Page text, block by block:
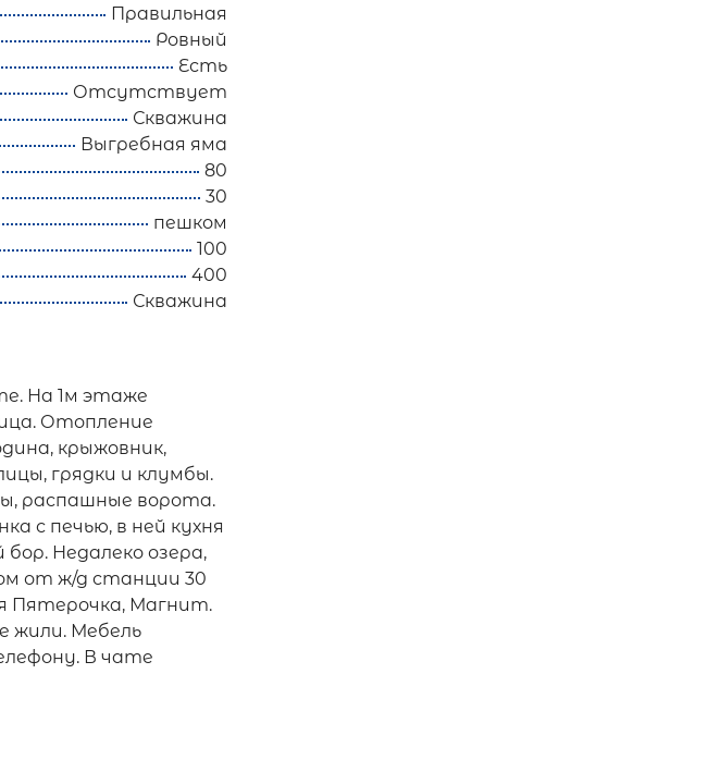
Правильная
Ровный
Есть
Отсутствует
Скважина
Выгребная яма
80
30
пешком
100
400
Скважина
На 1м этаже
Отопление
крыжовник,
грядки и клумбы.
распашные ворота.
с печью, в ней кухня
Недалеко озера,
от ж/д станции 30
Пятерочка, Магнит.
жили. Мебель
В чате